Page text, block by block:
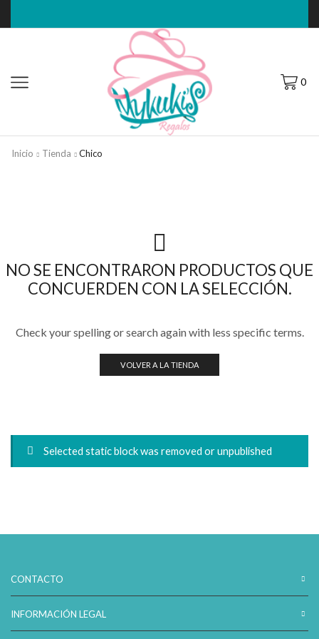
0
Inicio Tienda Chico
NO SE ENCONTRARON PRODUCTOS QUE
CONCUERDEN CON LA SELECCIÓN.
Check your spelling or search again with less specific terms.
VOLVER A LA TIENDA
Selected static block was removed or unpublished
CONTACTO
INFORMACIÓN LEGAL